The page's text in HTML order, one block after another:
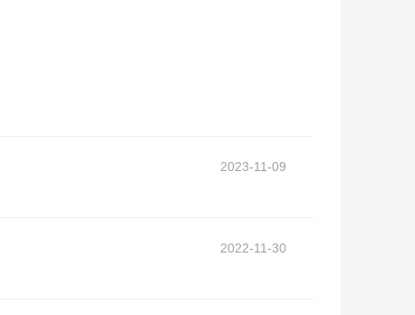
2023-11-09
2022-11-30